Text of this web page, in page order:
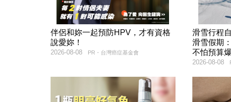
伴侶和妳一起預防HPV，才有資格
說愛妳！
PR・台灣癌症基金會
2026-08-08
滑雪行程
滑雪假期
不怕預算
2026-08-08